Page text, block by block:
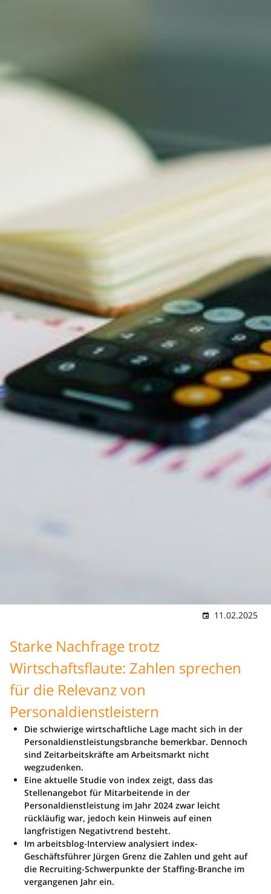
11.02.2025
Starke Nachfrage trotz
Wirtschaftsflaute: Zahlen sprechen
für die Relevanz von
Personaldienstleistern
Die schwierige wirtschaftliche Lage macht sich in der
Personaldienstleistungsbranche bemerkbar. Dennoch
sind Zeitarbeitskräfte am Arbeitsmarkt nicht
wegzudenken.
Eine aktuelle Studie von index zeigt, dass das
Stellenangebot für Mitarbeitende in der
Personaldienstleistung im Jahr 2024 zwar leicht
rückläufig war, jedoch kein Hinweis auf einen
langfristigen Negativtrend besteht.
Im arbeitsblog-Interview analysiert index-
Geschäftsführer Jürgen Grenz die Zahlen und geht auf
die Recruiting-Schwerpunkte der Staffing-Branche im
vergangenen Jahr ein.